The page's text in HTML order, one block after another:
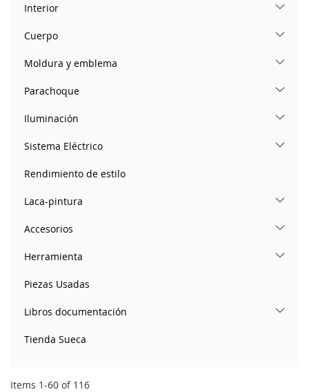
Items 1-60 of 116
Interior
Cuerpo
Moldura y emblema
Parachoque
Iluminación
Sistema Eléctrico
Rendimiento de estilo
Laca-pintura
Accesorios
Herramienta
Piezas Usadas
Libros documentación
Tienda Sueca